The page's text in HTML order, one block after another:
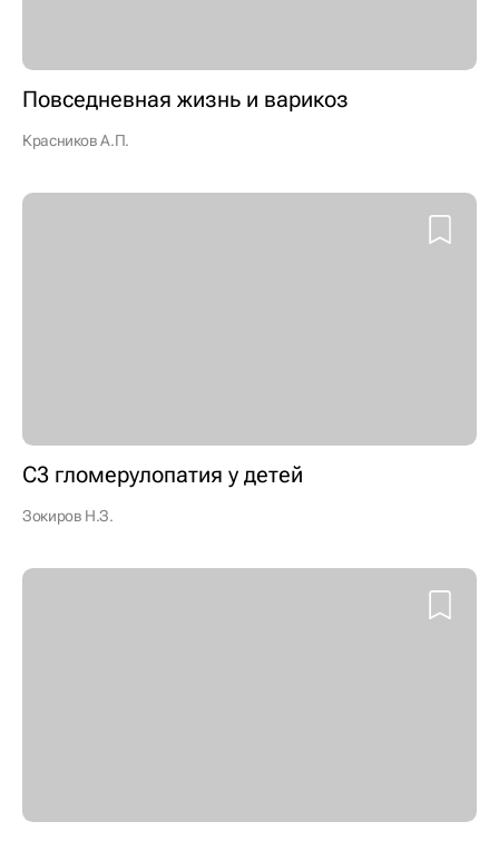
Повседневная жизнь и варикоз
Красников А.П.
С3 гломерулопатия у детей
Зокиров Н.З.